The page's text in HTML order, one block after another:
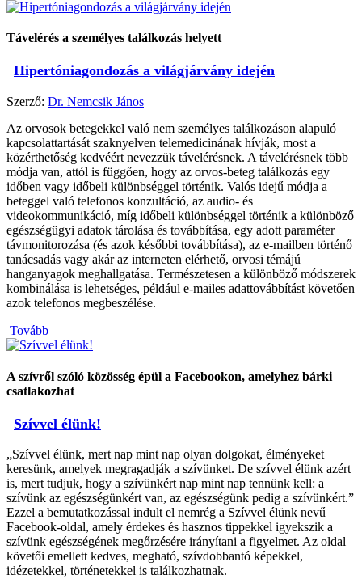
Távelérés a személyes találkozás helyett
Hipertóniagondozás a világjárvány idején
Szerző: Dr. Nemcsik János
Az orvosok betegekkel való nem személyes találkozáson alapuló
kapcsolattartását szaknyelven telemedicinának hívják, most a
közérthetőség kedvéért nevezzük távelérésnek. A távelérésnek több
módja van, attól is függően, hogy az orvos-beteg találkozás egy
időben vagy időbeli különbséggel történik. Valós idejű módja a
beteggel való telefonos konzultáció, az audio- és
videokommunikáció, míg időbeli különbséggel történik a különböző
egészségügyi adatok tárolása és továbbítása, egy adott paraméter
távmonitorozása (és azok későbbi továbbítása), az e-mailben történő
tanácsadás vagy akár az interneten elérhető, orvosi témájú
hanganyagok meghallgatása. Természetesen a különböző módszerek
kombinálása is lehetséges, például e-mailes adattovábbítást követően
azok telefonos megbeszélése.
Tovább
A szívről szóló közösség épül a Facebookon, amelyhez bárki
csatlakozhat
Szívvel élünk!
„Szívvel élünk, mert nap mint nap olyan dolgokat, élményeket
keresünk, amelyek megragadják a szívünket. De szívvel élünk azért
is, mert tudjuk, hogy a szívünkért nap mint nap tennünk kell: a
szívünk az egészségünkért van, az egészségünk pedig a szívünkért.”
Ezzel a bemutatkozással indult el nemrég a Szívvel élünk nevű
Facebook-oldal, amely érdekes és hasznos tippekkel igyekszik a
szívünk egészségének megőrzésére irányítani a figyelmet. Az oldal
követői emellett kedves, megható, szívdobbantó képekkel,
idézetekkel, történetekkel is találkozhatnak.